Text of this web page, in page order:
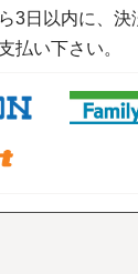
3日以内に、
払い下さい。